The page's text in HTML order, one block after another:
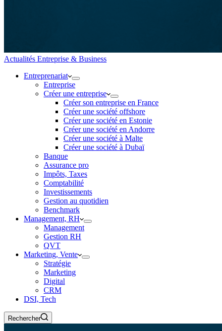
Actualités Entreprise & Business
Entreprenariat
Entreprise
Créer une entreprise
Créer son entreprise en France
Créer une société offshore
Créer une société en Estonie
Créer une société en Andorre
Créer une société à Malte
Créer une société à Dubaï
Banque
Assurance pro
Impôts, Taxes
Comptabilité
Investissements
Gestion au quotidien
Benchmark
Management, RH
Management
Gestion RH
QVT
Marketing, Vente
Stratégie
Marketing
Digital
CRM
DSI, Tech
Rechercher